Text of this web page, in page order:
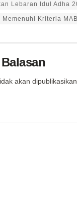
Lebaran Idul Adha
Kriteria
akan